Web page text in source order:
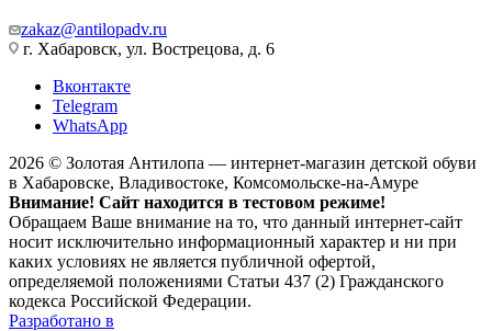
zakaz@antilopadv.ru
г. Хабаровск, ул. Вострецова, д. 6
Вконтакте
Telegram
WhatsApp
2026 © Золотая Антилопа — интернет-магазин детской обуви
в Хабаровске, Владивостоке, Комсомольске-на-Амуре
Внимание! Сайт находится в тестовом режиме!
Обращаем Ваше внимание на то, что данный интернет-сайт
носит исключительно информационный характер и ни при
каких условиях не является публичной офертой,
определяемой положениями Статьи 437 (2) Гражданского
кодекса Российской Федерации.
Разработано в